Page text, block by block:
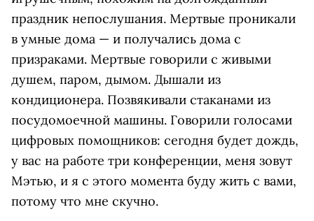
праздник непослушания. Мертвые проникали
в умные дома — и получались дома с
призраками. Мертвые говорили с живыми
душем, паром, дымом. Дышали из
кондиционера. Позвякивали стаканами из
посудомоечной машины. Говорили голосами
цифровых помощников: сегодня будет дождь,
у вас на работе три конференции, меня зовут
Мэтью, и я с этого момента буду жить с вами,
потому что мне скучно.